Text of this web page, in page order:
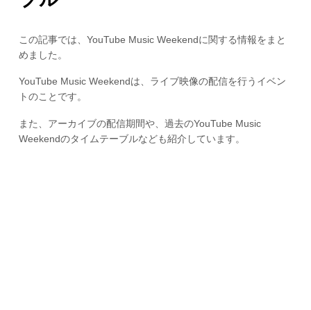
この記事では、YouTube Music Weekendに関する情報をまと
めました。
YouTube Music Weekendは、ライブ映像の配信を行うイベン
トのことです。
また、アーカイブの配信期間や、過去のYouTube Music
Weekendのタイムテーブルなども紹介しています。